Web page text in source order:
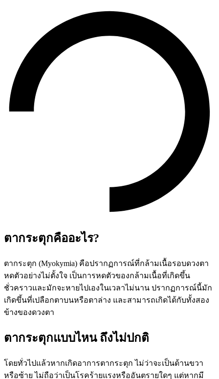
ตากระตุกคืออะไร?
ตากระตุก (Myokymia) คือปรากฏการณ์ที่กล้ามเนื้อรอบดวงตา
หดตัวอย่างไม่ตั้งใจ เป็นการหดตัวของกล้ามเนื้อที่เกิดขึ้น
ชั่วคราวและมักจะหายไปเองในเวลาไม่นาน ปรากฏการณ์นี้มัก
เกิดขึ้นที่เปลือกตาบนหรือตาล่าง และสามารถเกิดได้กับทั้งสอง
ข้างของดวงตา
ตากระตุกแบบไหน ถึงไม่ปกติ
โดยทั่วไปแล้วหากเกิดอาการตากระตุก ไม่ว่าจะเป็นด้านขวา
หรือซ้าย ไม่ถือว่าเป็นโรคร้ายแรงหรืออันตรายใดๆ แต่หากมี